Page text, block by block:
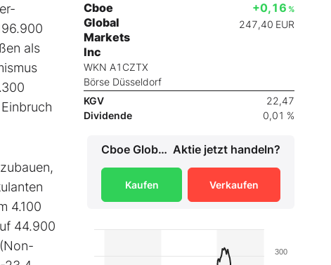
als
4.100
44.900
Cboe
Global
Markets
Inc
WKN A1CZTX
Börse Düsseldorf
+0,16 %
247,40 EUR
KGV
22,47
Dividende
0,01 %
Cboe Global Markets Inc Aktie jetzt handeln?
Kaufen Verkaufen
300